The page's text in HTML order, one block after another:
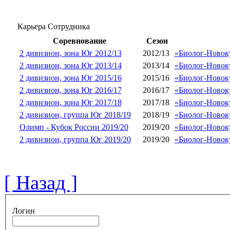
Карьера Сотрудника
Соревнование
Сезон
2 дивизион, зона Юг 2012/13
2012/13
«Биолог-
2 дивизион, зона Юг 2013/14
2013/14
«Биолог-
2 дивизион, зона Юг 2015/16
2015/16
«Биолог-
2 дивизион, зона Юг 2016/17
2016/17
«Биолог-
2 дивизион, зона Юг 2017/18
2017/18
«Биолог-
2 дивизион, группа Юг 2018/19
2018/19
«Биолог-
Олимп - Кубок России 2019/20
2019/20
«Биолог-
2 дивизион, группа Юг 2019/20
2019/20 «Биолог-
[ Назад ]
Логин